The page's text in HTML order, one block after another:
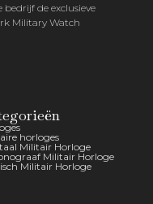
bedrijf de exclusieve
Military Watch
horloges
Militair Horloge
Militair Horloge
Militair Horloge